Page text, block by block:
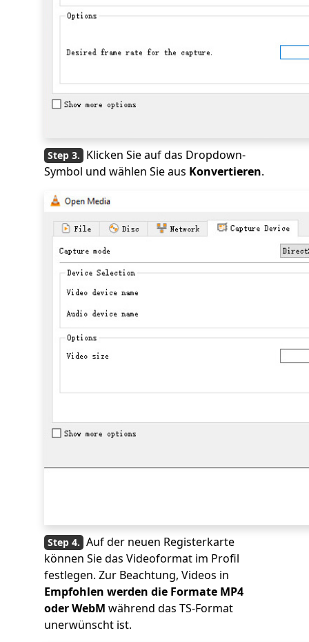
Klicken Sie auf das Dropdown-
Symbol und wählen Sie aus Konvertieren.
Auf der neuen Registerkarte
können Sie das Videoformat im Profil
festlegen. Zur Beachtung, Videos in
Empfohlen werden die Formate MP4
oder WebM während das TS-Format
unerwünscht ist.